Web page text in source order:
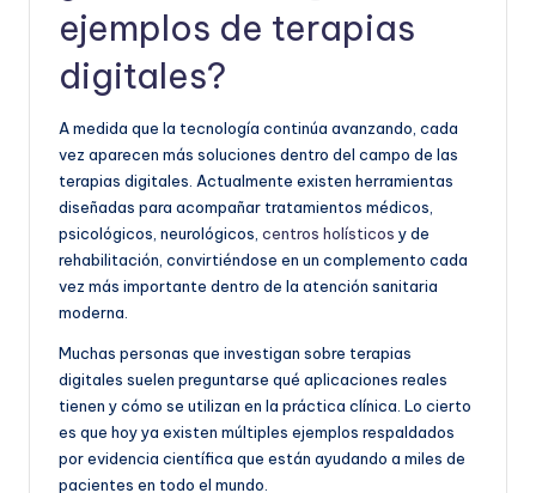
ejemplos de terapias
digitales?
A medida que la tecnología continúa avanzando, cada
vez aparecen más soluciones dentro del campo de las
terapias digitales. Actualmente existen herramientas
diseñadas para acompañar tratamientos médicos,
psicológicos, neurológicos, centros holísticos y de
rehabilitación, convirtiéndose en un complemento cada
vez más importante dentro de la atención sanitaria
moderna.
Muchas personas que investigan sobre terapias
digitales suelen preguntarse qué aplicaciones reales
tienen y cómo se utilizan en la práctica clínica. Lo cierto
es que hoy ya existen múltiples ejemplos respaldados
por evidencia científica que están ayudando a miles de
pacientes en todo el mundo.